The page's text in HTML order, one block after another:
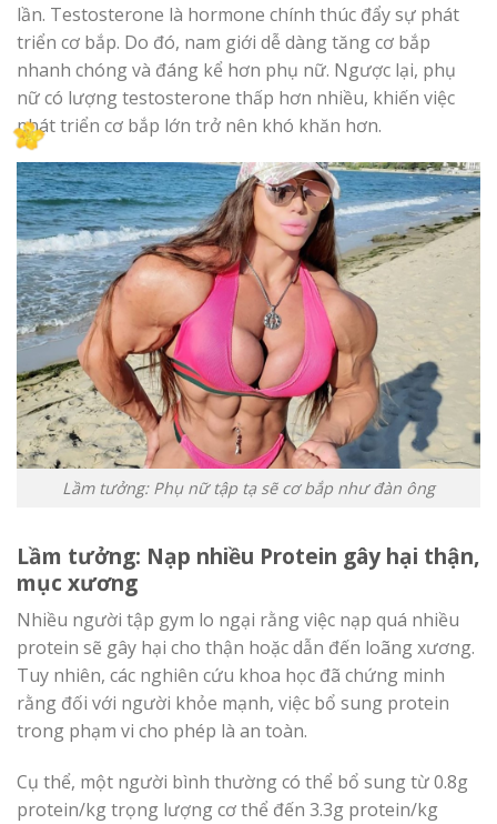
lần. Testosterone là hormone chính thúc đẩy sự phát
triển cơ bắp. Do đó, nam giới dễ dàng tăng cơ bắp
nhanh chóng và đáng kể hơn phụ nữ. Ngược lại, phụ
nữ có lượng testosterone thấp hơn nhiều, khiến việc
phát triển cơ bắp lớn trở nên khó khăn hơn.
Lầm tưởng: Phụ nữ tập tạ sẽ cơ bắp như đàn ông
Lầm tưởng: Nạp nhiều Protein gây hại thận,
mục xương
Nhiều người tập gym lo ngại rằng việc nạp quá nhiều
protein sẽ gây hại cho thận hoặc dẫn đến loãng xương.
Tuy nhiên, các nghiên cứu khoa học đã chứng minh
rằng đối với người khỏe mạnh, việc bổ sung protein
trong phạm vi cho phép là an toàn.
Cụ thể, một người bình thường có thể bổ sung từ 0.8g
protein/kg trọng lượng cơ thể đến 3.3g protein/kg